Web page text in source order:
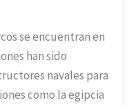
se encuentran en
han sido
navales para
como la egipcia